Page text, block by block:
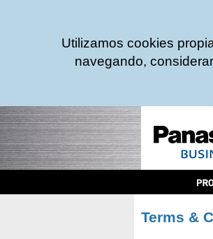
Utilizamos cookies
navegando,
Terms &